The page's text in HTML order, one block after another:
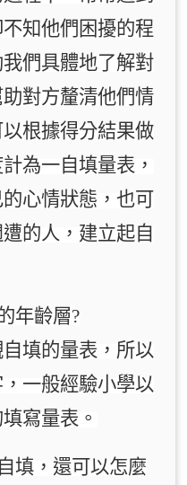
知他們困擾的程
們具體地了解對
對方釐清他們情
根據得分結果做
為一自填量表，
心情狀態，也可
的人，建立起自
年齡層?
填的量表，所以
一般經驗小學以
寫量表。
填，還可以怎麼